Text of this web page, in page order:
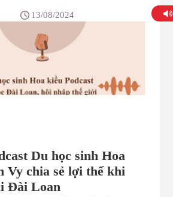
tham gia vào đội tuyển, bạn đã có
đào tạo tăng cường, có nhiều cơ
sân chơi, giao lưu thi đấu tiếng Anh,
trình độ tiếng Anh của bạn được
Tuy nhiên, cũng vì do tham gi...
Du học sinh Hoa
Vy chia sẻ lợi thế khi
Đài Loan
13/08/2024